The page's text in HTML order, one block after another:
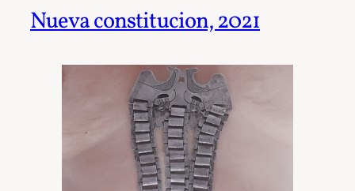
Nueva constitucion, 2021